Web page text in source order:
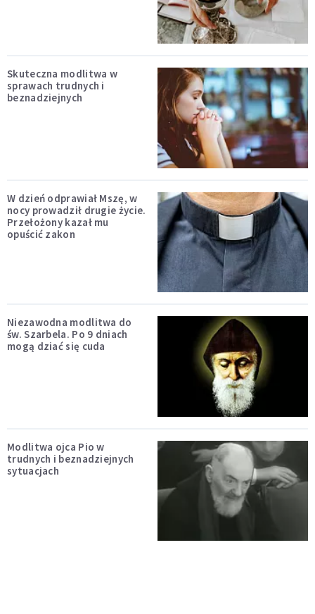
Skuteczna modlitwa w
sprawach trudnych i
beznadziejnych
W dzień odprawiał Mszę, w
nocy prowadził drugie życie.
Przełożony kazał mu
opuścić zakon
Niezawodna modlitwa do
św. Szarbela. Po 9 dniach
mogą dziać się cuda
Modlitwa ojca Pio w
trudnych i beznadziejnych
sytuacjach